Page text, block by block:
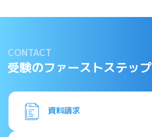
CONTACT
受験のファーストステップ
資料請求